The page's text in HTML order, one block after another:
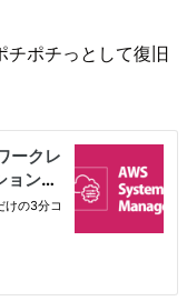
チポチっとして復旧